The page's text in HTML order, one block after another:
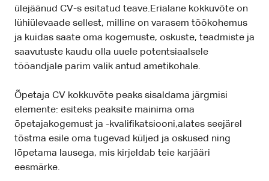
ülejäänud CV-s esitatud teave.Erialane kokkuvõte on
lühiülevaade sellest, milline on varasem töökohemus
ja kuidas saate oma kogemuste, oskuste, teadmiste ja
saavutuste kaudu olla uuele potentsiaalsele
tööandjale parim valik antud ametikohale.
Õpetaja CV kokkuvõte peaks sisaldama järgmisi
elemente: esiteks peaksite mainima oma
õpetajakogemust ja -kvalifikatsiooni,alates seejärel
tõstma esile oma tugevad küljed ja oskused ning
lõpetama lausega, mis kirjeldab teie karjääri
eesmärke.